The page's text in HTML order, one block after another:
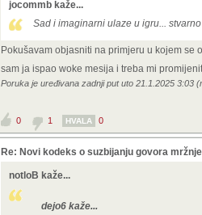
jocommb kaže...
Sad i imaginarni ulaze u igru...
Pokušavam objasniti na primjeru u kojem se
sam ja ispao woke mesija i treba mi
Poruka je uređivana zadnji put uto 21.1.2025 3:03
0 1 HVALA 0
Re: Novi kodeks o suzbijanju govora
notloB kaže...
dejo6 kaže...